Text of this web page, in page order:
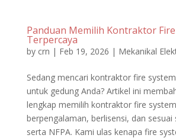
Panduan Memilih Kontraktor
Terpercaya
by crn | Feb 19, 2026 | Mekanikal
Sedang mencari kontraktor fire
untuk gedung Anda? Artikel ini
lengkap memilih kontraktor fire
berpengalaman, berlisensi, dan sesuai
serta NFPA. Kami ulas kenapa fire